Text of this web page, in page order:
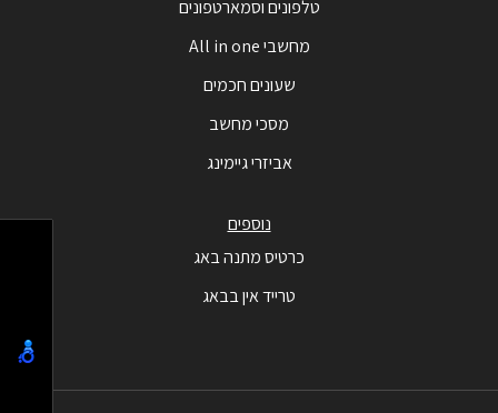
טלפונים וסמארטפונים
מחשבי All in one
שעונים חכמים
מסכי מחשב
אביזרי גיימינג
נוספים
כרטיס מתנה באג
טרייד אין בבאג